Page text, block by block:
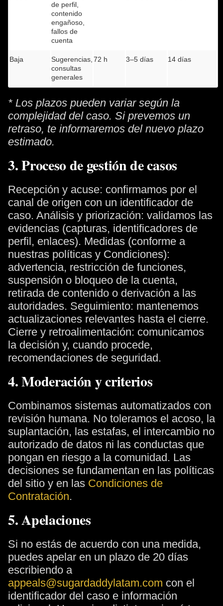
de perfil,
contenido
engañoso,
fallos de
cuenta
Baja
Sugerencias,
consultas
generales
72 h 3–5 días 14 días
* Los plazos pueden variar según la
complejidad del caso. Si prevemos un
retraso, te informaremos del nuevo plazo
estimado.
3. Proceso de gestión de casos
Recepción y acuse: confirmamos por el
canal de origen con un identificador de
caso. Análisis y priorización: validamos las
evidencias (capturas, identificadores de
perfil, enlaces). Medidas (conforme a
nuestras políticas y Condiciones):
advertencia, restricción de funciones,
suspensión o bloqueo de la cuenta,
retirada de contenido o derivación a las
autoridades. Seguimiento: mantenemos
actualizaciones relevantes hasta el cierre.
Cierre y retroalimentación: comunicamos
la decisión y, cuando procede,
recomendaciones de seguridad.
4. Moderación y criterios
Combinamos sistemas automatizados con
revisión humana. No toleramos el acoso, la
suplantación, las estafas, el intercambio no
autorizado de datos ni las conductas que
pongan en riesgo a la comunidad. Las
decisiones se fundamentan en las políticas
del sitio y en las Condiciones de
Contratación.
5. Apelaciones
Si no estás de acuerdo con una medida,
puedes apelar en un plazo de 20 días
escribiendo a
appeals@sugardaddylatam.com con el
identificador del caso e información